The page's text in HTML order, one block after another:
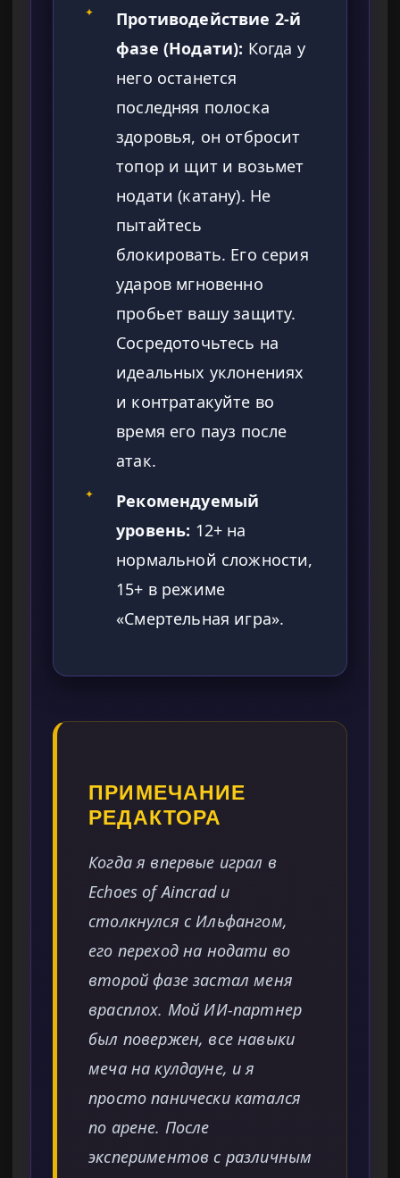
✦
Противодействие 2-й
фазе (Нодати): Когда у
него останется
последняя полоска
здоровья, он отбросит
топор и щит и возьмет
нодати (катану). Не
пытайтесь
блокировать. Его серия
ударов мгновенно
пробьет вашу защиту.
Сосредоточьтесь на
идеальных уклонениях
и контратакуйте во
время его пауз после
атак.
✦
Рекомендуемый
уровень: 12+ на
нормальной сложности,
15+ в режиме
«Смертельная игра».
ПРИМЕЧАНИЕ
РЕДАКТОРА
Когда я впервые играл в
Echoes of Aincrad и
столкнулся с Ильфангом,
его переход на нодати во
второй фазе застал меня
врасплох. Мой ИИ-партнер
был повержен, все навыки
меча на кулдауне, и я
просто панически катался
по арене. После
экспериментов с различным